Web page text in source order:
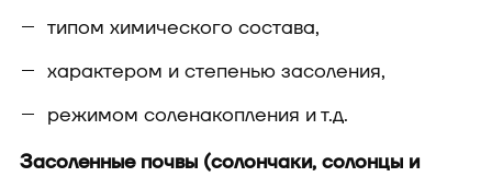
типом химического состава,
характером и степенью засоления,
режимом соленакопления и т.д.
Засоленные почвы (солончаки, солонцы и